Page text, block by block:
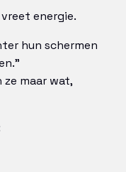
energie.
hun schermen
ze maar wat,